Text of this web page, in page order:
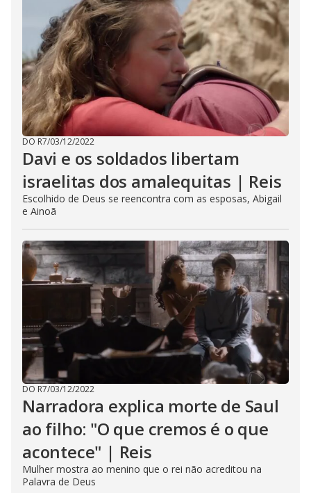
DO R7/03/12/2022
Davi e os soldados libertam
israelitas dos amalequitas | Reis
Escolhido de Deus se reencontra com as esposas, Abigail
e Ainoã
DO R7/03/12/2022
Narradora explica morte de Saul
ao filho: "O que cremos é o que
acontece" | Reis
Mulher mostra ao menino que o rei não acreditou na
Palavra de Deus